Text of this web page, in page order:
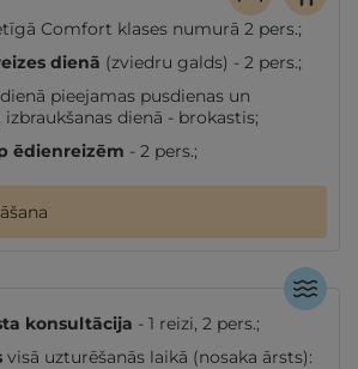
Comfort klases numurā 2 pers.;
dienā (zviedru galds) - 2 pers.;
pieejamas pusdienas un
izbraukšanas dienā - brokastis;
ēdienreizēm - 2 pers.;
konsultācija - 1 reizi, 2 pers.;
visā uzturēšanās laikā (nosaka ārsts):